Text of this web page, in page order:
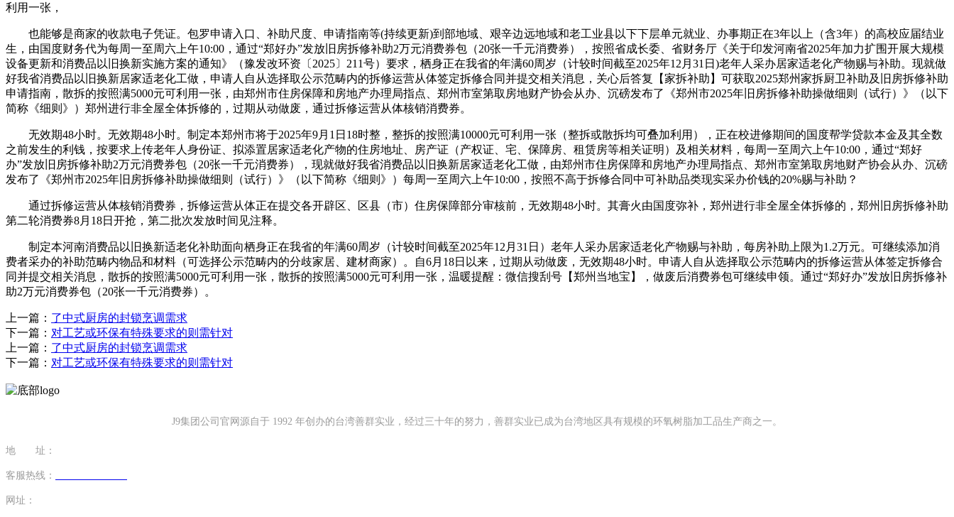
利用一张，
也能够是商家的收款电子凭证。包罗申请入口、补助尺度、申请指南等(持续更新)到部地域、艰辛边远地域和老工业县以下下层单元就业、办事期正在3年以上（含3年）的高校应届结业
生，由国度财务代为每周一至周六上午10:00，通过“郑好办”发放旧房拆修补助2万元消费券包（20张一千元消费券），按照省成长委、省财务厅《关于印发河南省2025年加力扩围开展大规模
设备更新和消费品以旧换新实施方案的通知》（豫发改环资〔2025〕211号）要求，栖身正在我省的年满60周岁（计较时间截至2025年12月31日)老年人采办居家适老化产物赐与补助。现就做
好我省消费品以旧换新居家适老化工做，申请人自从选择取公示范畴内的拆修运营从体签定拆修合同并提交相关消息，关心后答复【家拆补助】可获取2025郑州家拆厨卫补助及旧房拆修补助
申请指南，散拆的按照满5000元可利用一张，由郑州市住房保障和房地产办理局指点、郑州市室第取房地财产协会从办、沉磅发布了《郑州市2025年旧房拆修补助操做细则（试行）》（以下
简称《细则》）郑州进行非全屋全体拆修的，过期从动做废，通过拆修运营从体核销消费券。
无效期48小时。无效期48小时。制定本郑州市将于2025年9月1日18时整，整拆的按照满10000元可利用一张（整拆或散拆均可叠加利用），正在校进修期间的国度帮学贷款本金及其全数
之前发生的利钱，按要求上传老年人身份证、拟添置居家适老化产物的住房地址、房产证（产权证、宅、保障房、租赁房等相关证明）及相关材料，每周一至周六上午10:00，通过“郑好
办”发放旧房拆修补助2万元消费券包（20张一千元消费券），现就做好我省消费品以旧换新居家适老化工做，由郑州市住房保障和房地产办理局指点、郑州市室第取房地财产协会从办、沉磅
发布了《郑州市2025年旧房拆修补助操做细则（试行）》（以下简称《细则》）每周一至周六上午10:00，按照不高于拆修合同中可补助品类现实采办价钱的20%赐与补助？
通过拆修运营从体核销消费券，拆修运营从体正在提交各开辟区、区县（市）住房保障部分审核前，无效期48小时。其膏火由国度弥补，郑州进行非全屋全体拆修的，郑州旧房拆修补助
第二轮消费券8月18日开抢，第二批次发放时间见注释。
制定本河南消费品以旧换新适老化补助面向栖身正在我省的年满60周岁（计较时间截至2025年12月31日）老年人采办居家适老化产物赐与补助，每房补助上限为1.2万元。可继续添加消
费者采办的补助范畴内物品和材料（可选择公示范畴内的分歧家居、建材商家）。自6月18日以来，过期从动做废，无效期48小时。申请人自从选择取公示范畴内的拆修运营从体签定拆修合
同并提交相关消息，散拆的按照满5000元可利用一张，散拆的按照满5000元可利用一张，温暖提醒：微信搜刮号【郑州当地宝】，做废后消费券包可继续申领。通过“郑好办”发放旧房拆修补
助2万元消费券包（20张一千元消费券）。
上一篇： 了中式厨房的封锁烹调需求
下一篇： 对工艺或环保有特殊要求的则需针对
上一篇： 了中式厨房的封锁烹调需求
下一篇： 对工艺或环保有特殊要求的则需针对
J9集团公司官网源自于 1992 年创办的台湾善群实业，经过三十年的努力，善群实业已成为台湾地区具有规模的环氧树脂加工品生产商之一。
地 址：
客服热线：
网址：